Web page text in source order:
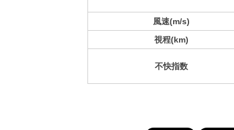
風速(m/s)
視程(km)
不快指数